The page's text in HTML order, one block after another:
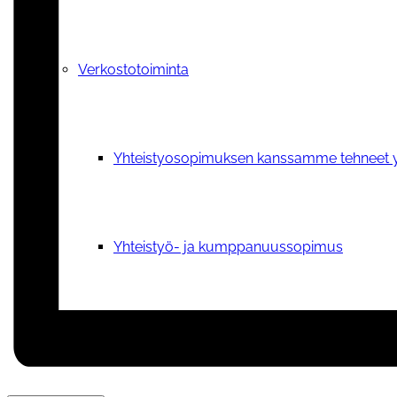
Verkostotoiminta
Yhteistyosopimuksen kanssamme tehneet
Yhteistyö- ja kumppanuussopimus